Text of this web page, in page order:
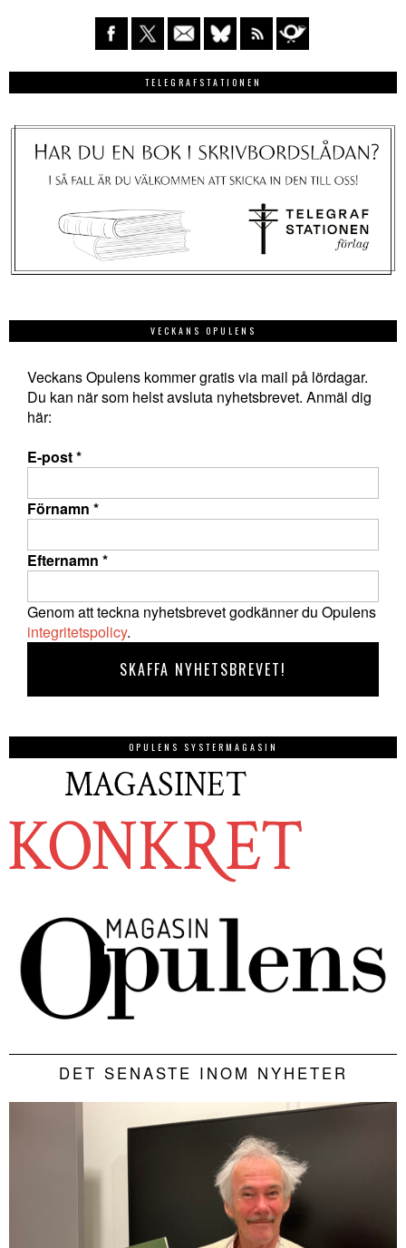
TELEGRAFSTATIONEN
VECKANS OPULENS
Veckans Opulens kommer gratis via mail på lördagar.
Du kan när som helst avsluta nyhetsbrevet. Anmäl dig
här:
E-post*
Förnamn *
Efternamn *
Genom att teckna nyhetsbrevet godkänner du Opulens
integritetspolicy.
OPULENS SYSTERMAGASIN
DET SENASTE INOM NYHETER